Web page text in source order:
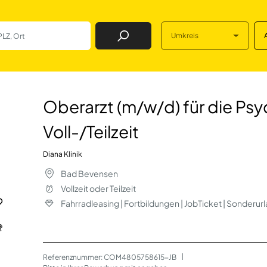
Job Finden Umkreis
für die
Oberarzt (m/w/d) für die
Voll-/Teilzeit
Diana Klinik
Bad Bevensen
Vollzeit oder Teilzeit
Fahrradleasing | Fortbildungen | JobTicket |
Referenznummer: COM4805758615-JB